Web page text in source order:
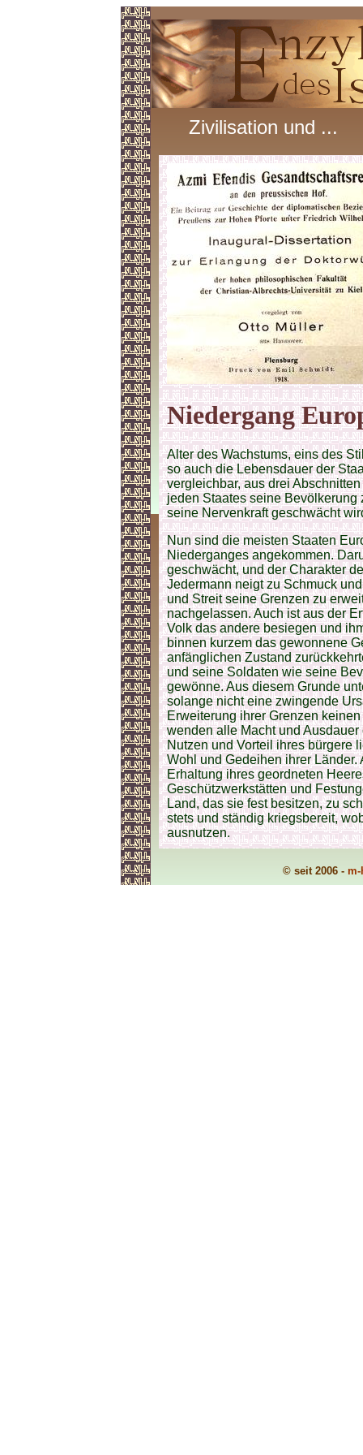
Zivilisation und ...
Niedergang
Alter des Wachstums, eins des
so auch die Lebensdauer der
vergleichbar, aus drei
jeden Staates seine
seine Nervenkraft geschwächt
Nun sind die meisten Staaten
Niederganges angekommen.
geschwächt, und der Charakter
Jedermann neigt zu Schmuck
und Streit seine Grenzen zu
nachgelassen. Auch ist aus der
Volk das andere besiegen und
binnen kurzem das gewonnene
anfänglichen Zustand
und seine Soldaten wie seine
gewönne. Aus diesem Grunde
solange nicht eine zwingende
Erweiterung ihrer Grenzen
wenden alle Macht und
Nutzen und Vorteil ihres bürgere
Wohl und Gedeihen ihrer
Erhaltung ihres geordneten
Geschützwerkstätten und
Land, das sie fest besitzen, zu
stets und ständig kriegsbereit,
ausnutzen.
© seit 2006 - m-